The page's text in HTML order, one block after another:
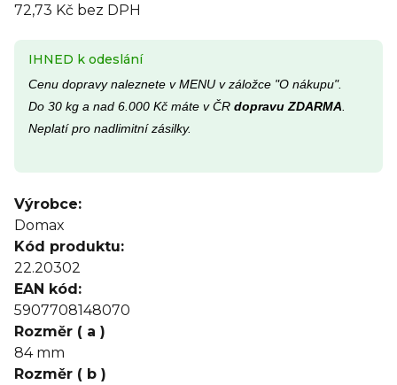
72,73 Kč bez DPH
IHNED k odeslání
Cenu dopravy naleznete v MENU v záložce "O nákupu".
Do 30 kg a nad 6.000 Kč máte v ČR dopravu ZDARMA
Neplatí pro nadlimitní zásilky.
Výrobce:
Domax
Kód produktu:
22.20302
EAN kód:
5907708148070
Rozměr ( a )
84mm
Rozměr ( b )